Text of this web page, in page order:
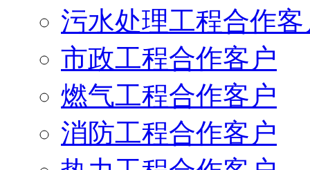
污水处理工程合作客
市政工程合作客户
燃气工程合作客户
消防工程合作客户